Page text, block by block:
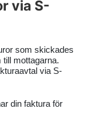
via S-
som skickades
mottagarna.
via S-
din faktura för